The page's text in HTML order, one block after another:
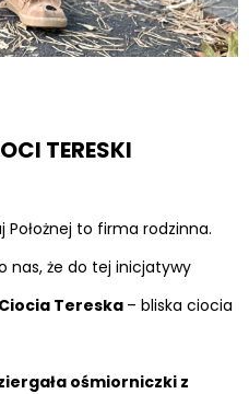
TERESKI
Położnej to firma rodzinna.
nas, że do tej inicjatywy
Tereska – bliska ciocia
ośmiorniczki z